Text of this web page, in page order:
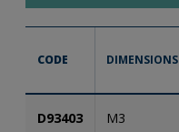
CODE DIMENSIONS
D93403 M3